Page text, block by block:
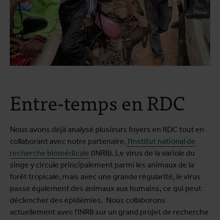
Entre-temps en RDC
Nous avons déjà analysé plusieurs foyers en RDC tout en
collaborant avec notre partenaire, l'Institut national de
recherche biomédicale (INRB). Le virus de la variole du
singe y circule principalement parmi les animaux de la
forêt tropicale, mais avec une grande régularité, le virus
passe également des animaux aux humains, ce qui peut
déclencher des épidémies. Nous collaborons
actuellement avec l'INRB sur un grand projet de recherche